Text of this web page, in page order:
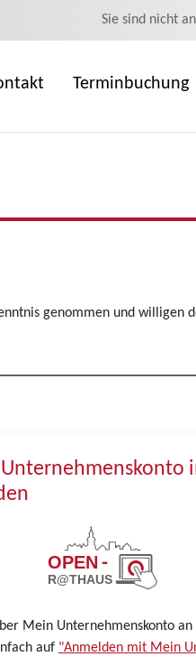
Sie sind nicht
Terminbuchung
genommen und willigen
Mein Unternehmenskonto
auf "Anmelden mit Mein